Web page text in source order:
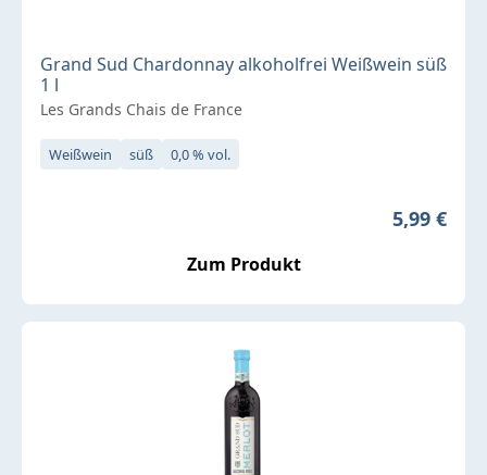
Grand Sud Chardonnay alkoholfrei Weißwein süß
1 l
Les Grands Chais de France
Weißwein süß 0,0 % vol.
Regulärer
5,99 €
Zum Produkt